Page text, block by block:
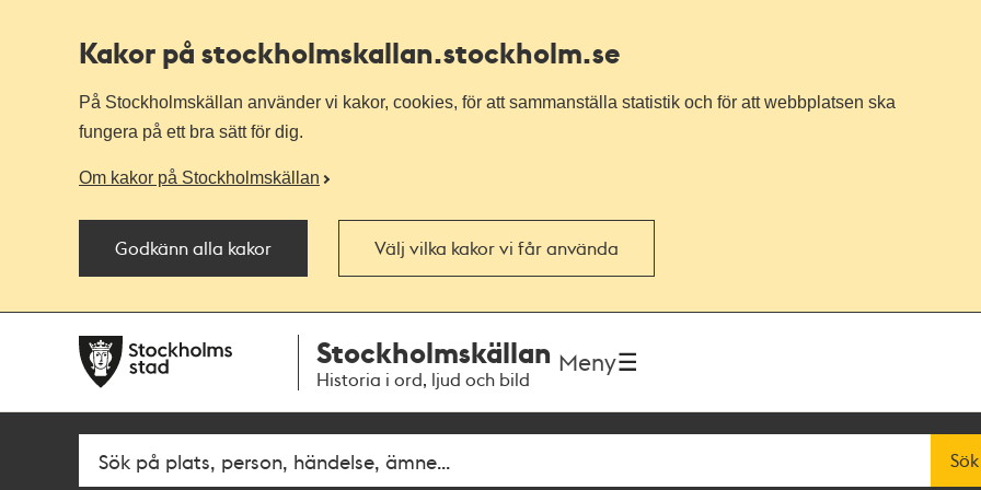
Kakor på stockholmskallan.stockholm.se
På Stockholmskällan använder vi kakor, cookies, för att sammanställa statistik och för att webbplatsen ska
fungera på ett bra sätt för dig.
Om kakor på Stockholmskällan
Godkänn alla kakor Välj vilka kakor vi får använda
navigationen
huvudinnehållet
Stockholmskällan
Historia i ord, ljud och bild
Meny
Fritextsök Sök